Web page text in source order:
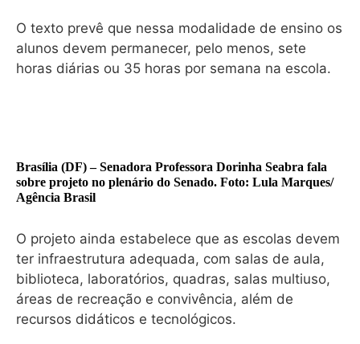
O texto prevê que nessa modalidade de ensino os
alunos devem permanecer, pelo menos, sete
horas diárias ou 35 horas por semana na escola.
Brasília (DF) – Senadora Professora Dorinha Seabra fala
sobre projeto no plenário do Senado. Foto: Lula Marques/
Agência Brasil
O projeto ainda estabelece que as escolas devem
ter infraestrutura adequada, com salas de aula,
biblioteca, laboratórios, quadras, salas multiuso,
áreas de recreação e convivência, além de
recursos didáticos e tecnológicos.